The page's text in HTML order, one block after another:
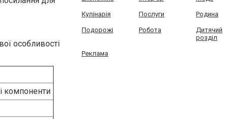
особливості
компоненти
Кулінарія Послуги Родина
Подорожі Робота
Дитячий
розділ
Реклама